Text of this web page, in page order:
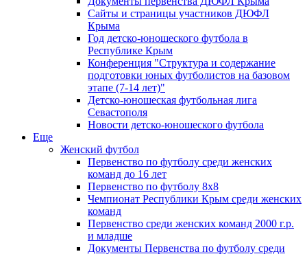
Сайты и страницы участников ДЮФЛ
Крыма
Год детско-юношеского футбола в
Республике Крым
Конференция "Структура и содержание
подготовки юных футболистов на базовом
этапе (7-14 лет)"
Детско-юношеская футбольная лига
Севастополя
Новости детско-юношеского футбола
Еще
Женский футбол
Первенство по футболу среди женских
команд до 16 лет
Первенство по футболу 8х8
Чемпионат Республики Крым среди женских
команд
Первенство среди женских команд 2000 г.р.
и младше
Документы Первенства по футболу среди